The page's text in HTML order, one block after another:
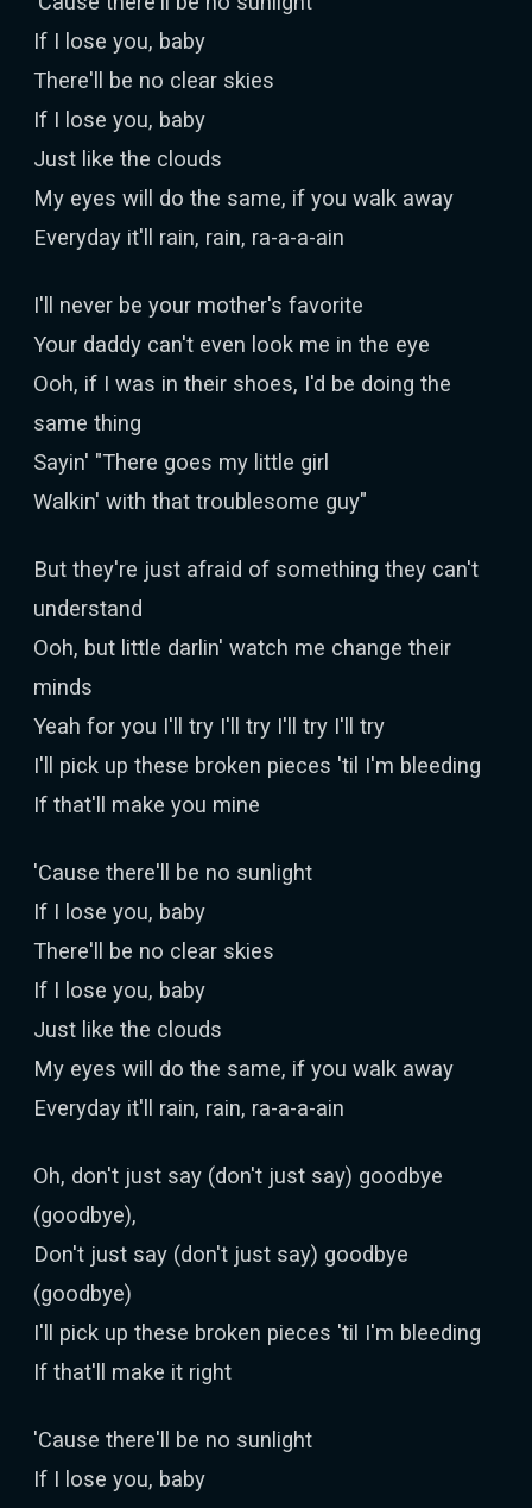
If I lose you, baby
There'll be no clear skies
If I lose you, baby
Just like the clouds
My eyes will do the same, if you walk away
Everyday it'll rain, rain, ra-a-a-ain
I'll never be your mother's favorite
Your daddy can't even look me in the eye
Ooh, if I was in their shoes, I'd be doing the
same thing
Sayin' "There goes my little girl
Walkin' with that troublesome guy"
But they're just afraid of something they can't
understand
Ooh, but little darlin' watch me change their
minds
Yeah for you I'll try I'll try I'll try I'll try
I'll pick up these broken pieces 'til I'm bleeding
If that'll make you mine
'Cause there'll be no sunlight
If I lose you, baby
There'll be no clear skies
If I lose you, baby
Just like the clouds
My eyes will do the same, if you walk away
Everyday it'll rain, rain, ra-a-a-ain
Oh, don't just say (don't just say) goodbye
(goodbye),
Don't just say (don't just say) goodbye
(goodbye)
I'll pick up these broken pieces 'til I'm bleeding
If that'll make it right
'Cause there'll be no sunlight
If I lose you, baby